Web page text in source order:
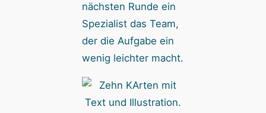
nächsten Runde ein
Spezialist das Team,
der die Aufgabe ein
wenig leichter macht.